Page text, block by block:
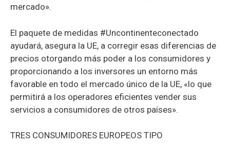
mercado».
El paquete de medidas #Uncontinenteconectado
ayudará, asegura la UE, a corregir esas diferencias de
precios otorgando más poder a los consumidores y
proporcionando a los inversores un entorno más
favorable en todo el mercado único de la UE, «lo que
permitirá a los operadores eficientes vender sus
servicios a consumidores de otros países».
TRES CONSUMIDORES EUROPEOS TIPO